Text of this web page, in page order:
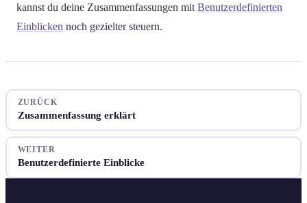
kannst du deine Zusammenfassungen mit Benutzerdefinierten
Einblicken noch gezielter steuern.
ZURÜCK
Zusammenfassung erklärt
WEITER
Benutzerdefinierte Einblicke